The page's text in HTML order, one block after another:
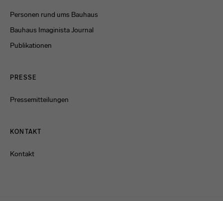
Personen rund ums Bauhaus
Bauhaus Imaginista Journal
Publikationen
PRESSE
Pressemitteilungen
KONTAKT
Kontakt